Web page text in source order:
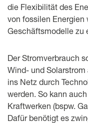
die Flexibilität des
von fossilen
Geschäftsmodelle zu
Der Stromverbrauch
Wind- und
ins Netz durch
werden. So kann
Kraftwerken (bspw.
Dafür benötigt es